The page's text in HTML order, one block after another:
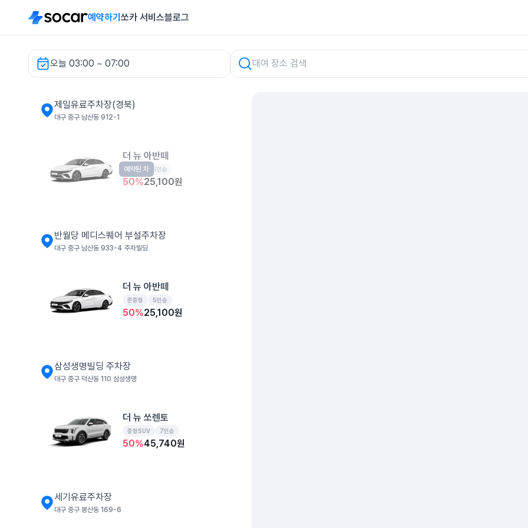
예약하기 쏘카 서비스블로그
오늘 03:00 ~ 07:00
제일유료주차장(경북) 렌터카
제일유료주차장(경북)
대구 중구 남산동 912-1
더 뉴 아반떼
준중형 5인승
50%25,100원
예약된 차
반월당 메디스퀘어 부설주차장
대구 중구 남산동 933-4 주차빌딩
더 뉴 아반떼
준중형 5인승
50%25,100원
삼성생명빌딩 주차장
대구 중구 덕산동 110 삼성생명
더 뉴 쏘렌토
중형SUV 7인승
50%45,740원
세기유료주차장
대구 중구 봉산동 169-6